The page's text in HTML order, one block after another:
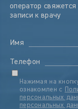
оператор
записи к врачу
Имя
Телефон
Нажимая на
ознакомлен с
персональных
персональных